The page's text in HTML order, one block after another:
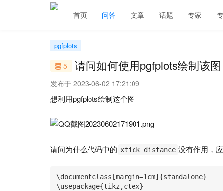
首页 问答 文章 话题 专家
pgfplots
5 请问如何使用pgfplots绘制该图
发布于 2023-06-02 17:21:09
想利用pgfplots绘制这个图
请问为什么代码中的 xtick distance 没有作用，
\documentclass[margin=1cm]{standalone}
\usepackage{tikz,ctex}